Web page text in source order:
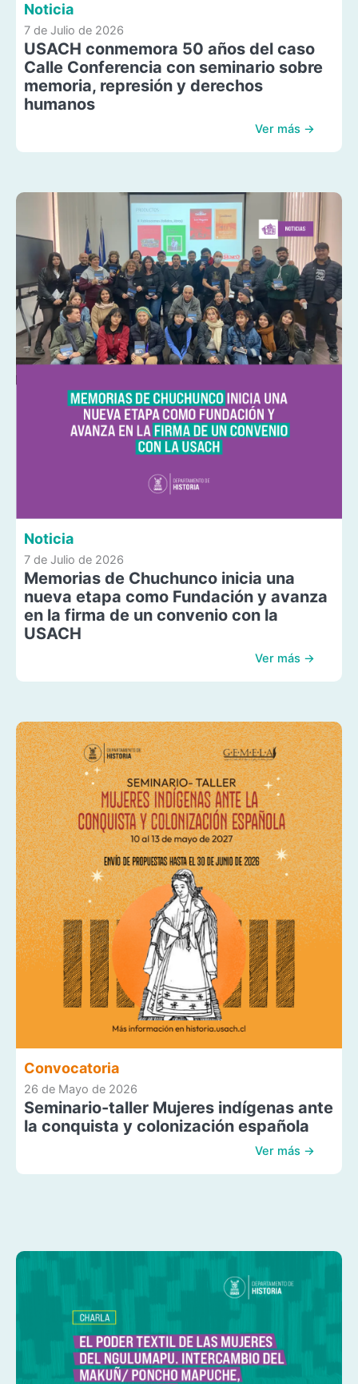
Noticia
7 de Julio de 2026
USACH conmemora 50 años del caso
Calle Conferencia con seminario sobre
memoria, represión y derechos
humanos
Ver más →
Noticia
7 de Julio de 2026
Memorias de Chuchunco inicia una
nueva etapa como Fundación y avanza
en la firma de un convenio con la
USACH
Ver más →
Convocatoria
26 de Mayo de 2026
Seminario-taller Mujeres indígenas ante
la conquista y colonización española
Ver más →